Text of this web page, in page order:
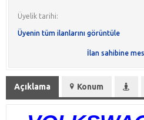
Üyelik tarihi:
Üyenin tüm ilanlarını görüntüle
İlan sahibine
Açıklama Konum